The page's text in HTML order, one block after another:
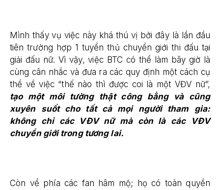
Mình thấy vụ việc này khá thú vị bởi đây là lần đầu
tiên trường hợp 1 tuyển thủ chuyển giới thi đấu tại
giải đấu nữ. Vì vậy, việc BTC có thể làm bây giờ là
cùng cân nhắc và đưa ra các quy định một cách cụ
thể về việc “thế nào thì được coi là một VĐV nữ”,
tạo một môi tường thật công bằng và cũng
xuyên suốt cho tất cả mọi người tham gia:
không chỉ các VĐV nữ mà còn là các VĐV
chuyển giới trong tương lai.
Còn về phía các fan hâm mộ; họ có toàn quyền